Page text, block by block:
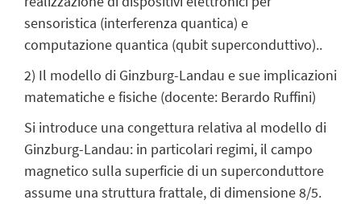
sensoristica (interferenza quantica) e
computazione quantica (qubit superconduttivo)..
2) Il modello di Ginzburg-Landau e sue implicazioni
matematiche e fisiche (docente: Berardo Ruffini)
Si introduce una congettura relativa al modello di
Ginzburg-Landau: in particolari regimi, il campo
magnetico sulla superficie di un superconduttore
assume una struttura frattale, di dimensione 8/5.